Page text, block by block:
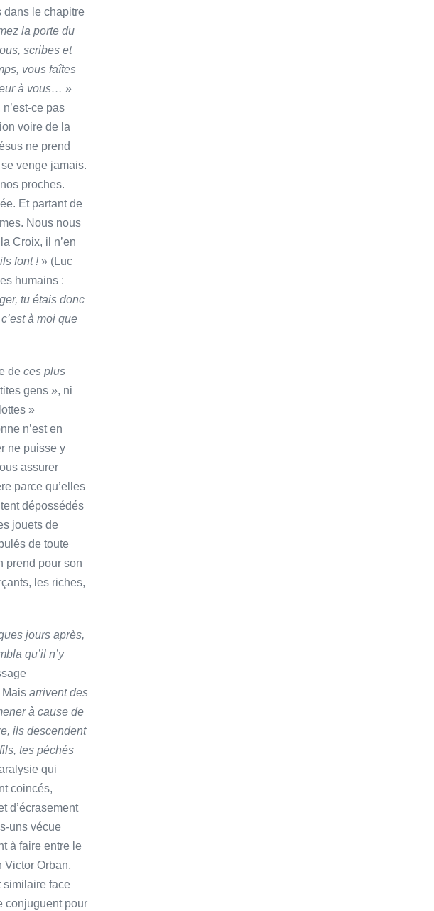
dans le chapitre
la porte du
scribes et
vous faîtes
à vous… »
ce pas
voire de la
ne prend
venge jamais.
proches.
Et partant de
Nous nous
Croix, il n’en
font !» (Luc
humains :
tu étais donc
à moi que
de ces plus
gens », ni
»
n’est en
ne puisse y
assurer
parce qu’elles
dépossédés
jouets de
de toute
prend pour son
les riches,
jours après,
qu’il n’y
Mais arrivent des
à cause de
ils descendent
tes péchés
qui
coincés,
d’écrasement
uns vécue
à faire entre le
Victor Orban,
similaire face
conjuguent pour